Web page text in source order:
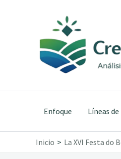
contenido
Enfoque Líneas
Inicio La XVI Festa do